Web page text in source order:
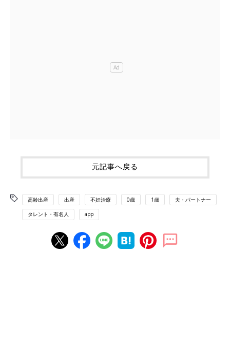
元記事へ戻る
高齢出産 出産 不妊治療 0歳 1歳 夫・パートナー
タレント・有名人 app